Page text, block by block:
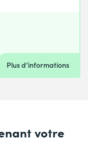
Plus d’informations
votre